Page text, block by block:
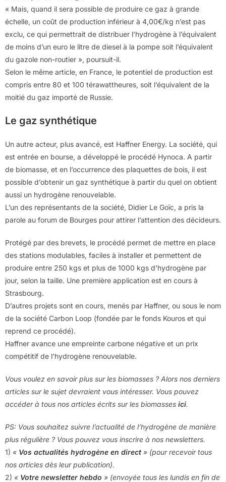
« Mais, quand il sera possible de produire ce gaz à grande
échelle, un coût de production inférieur à 4,00€/kg n’est pas
exclu, ce qui permettrait de distribuer l’hydrogène à l’équivalent
de moins d’un euro le litre de diesel à la pompe soit l’équivalent
du gazole non-routier », poursuit-il.
Selon le même article, en France, le potentiel de production est
compris entre 80 et 100 térawattheures, soit l’équivalent de la
moitié du gaz importé de Russie.
Le gaz synthétique
Un autre acteur, plus avancé, est Haffner Energy. La société, qui
est entrée en bourse, a développé le procédé Hynoca. A partir
de biomasse, et en l’occurrence des plaquettes de bois, il est
possible d’obtenir un gaz synthétique à partir du quel on obtient
aussi un hydrogène renouvelable.
L’un des représentants de la société, Didier Le Goïc, a pris la
parole au forum de Bourges pour attirer l’attention des décideurs.
Protégé par des brevets, le procédé permet de mettre en place
des stations modulables, faciles à installer et permettent de
produire entre 250 kgs et plus de 1000 kgs d’hydrogène par
jour, selon la taille. Une première application est en cours à
Strasbourg.
D’autres projets sont en cours, menés par Haffner, ou sous le nom
de la société Carbon Loop (fondée par le fonds Kouros et qui
reprend ce procédé).
Haffner avance une empreinte carbone négative et un prix
compétitif de l’hydrogène renouvelable.
Vous voulez en savoir plus sur les biomasses ? Alors nos derniers
articles sur le sujet devraient vous intéresser. Vous pouvez
accéder à tous nos articles écrits sur les biomasses ici.
PS: Vous souhaitez suivre l’actualité de l’hydrogène de manière
plus régulière ? Vous pouvez vous inscrire à nos newsletters.
1) « Vos actualités hydrogène en direct » (pour recevoir tous
nos articles dès leur publication).
2) « Votre newsletter hebdo » (envoyée tous les lundis en fin de